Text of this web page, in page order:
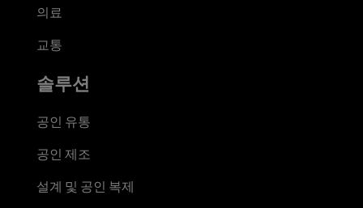
의료
교통
솔루션
공인 유통
공인 제조
설계 및 공인 복제